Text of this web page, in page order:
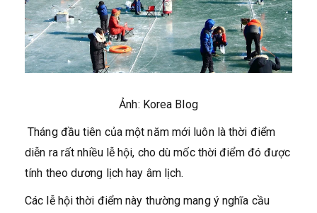
Ảnh: Korea Blog
Tháng đầu tiên của một năm mới luôn là thời điểm
diễn ra rất nhiều lễ hội, cho dù mốc thời điểm đó được
tính theo dương lịch hay âm lịch.
Các lễ hội thời điểm này thường mang ý nghĩa cầu